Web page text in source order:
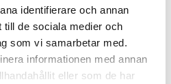
identifierare och annan
till de sociala medier och
som vi samarbetar med.
informationen med annan
eller som de har